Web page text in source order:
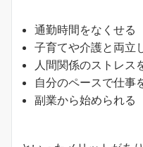
通勤時間をなくせる
子育てや介護と両立
人間関係のストレス
自分のペースで仕事
副業から始められる